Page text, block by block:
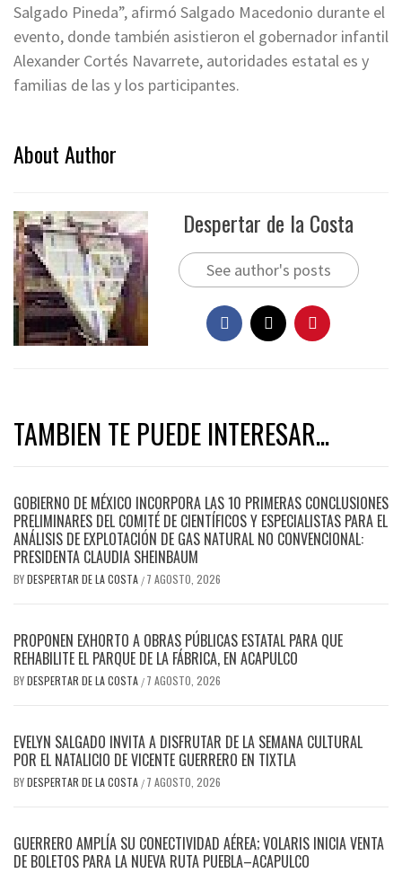
Salgado Pineda”, afirmó Salgado Macedonio durante el
evento, donde también asistieron el gobernador infantil
Alexander Cortés Navarrete, autoridades estatal es y
familias de las y los participantes.
About Author
Despertar de la Costa
See author's posts
TAMBIEN TE PUEDE INTERESAR...
GOBIERNO DE MÉXICO INCORPORA LAS 10 PRIMERAS CONCLUSIONES
PRELIMINARES DEL COMITÉ DE CIENTÍFICOS Y ESPECIALISTAS PARA EL
ANÁLISIS DE EXPLOTACIÓN DE GAS NATURAL NO CONVENCIONAL:
PRESIDENTA CLAUDIA SHEINBAUM
BYDESPERTAR DE LA COSTA / 7 AGOSTO, 2026
PROPONEN EXHORTO A OBRAS PÚBLICAS ESTATAL PARA QUE
REHABILITE EL PARQUE DE LA FÁBRICA, EN ACAPULCO
BYDESPERTAR DE LA COSTA / 7 AGOSTO, 2026
EVELYN SALGADO INVITA A DISFRUTAR DE LA SEMANA CULTURAL
POR EL NATALICIO DE VICENTE GUERRERO EN TIXTLA
BYDESPERTAR DE LA COSTA / 7 AGOSTO, 2026
GUERRERO AMPLÍA SU CONECTIVIDAD AÉREA; VOLARIS INICIA VENTA
DE BOLETOS PARA LA NUEVA RUTA PUEBLA–ACAPULCO